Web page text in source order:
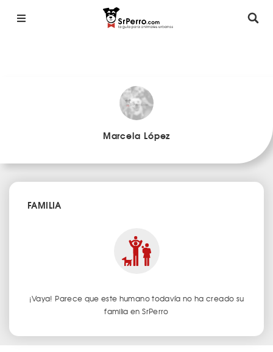
Marcela López
FAMILIA
¡Vaya! Parece que este humano todavía no ha creado su
familia en SrPerro